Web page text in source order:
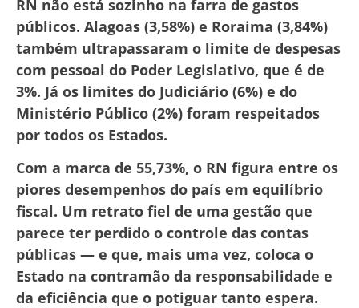
RN não está sozinho na farra de gastos
públicos. Alagoas (3,58%) e Roraima (3,84%)
também ultrapassaram o limite de despesas
com pessoal do Poder Legislativo, que é de
3%. Já os limites do Judiciário (6%) e do
Ministério Público (2%) foram respeitados
por todos os Estados.
Com a marca de 55,73%, o RN figura entre os
piores desempenhos do país em equilíbrio
fiscal. Um retrato fiel de uma gestão que
parece ter perdido o controle das contas
públicas — e que, mais uma vez, coloca o
Estado na contramão da responsabilidade e
da eficiência que o potiguar tanto espera.